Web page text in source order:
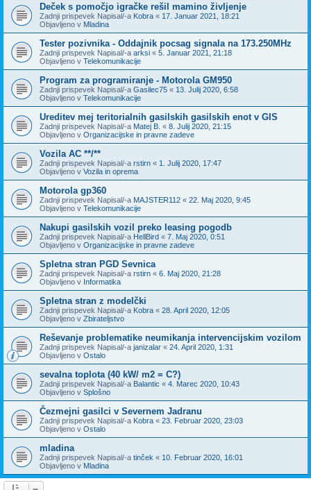
Deček s pomočjo igračke rešil mamino življenje
Zadnji prispevek Napisal/-a Kobra « 17. Januar 2021, 18:21
Objavljeno v Mladina
Tester pozivnika - Oddajnik pocsag signala na 173.250MHz
Zadnji prispevek Napisal/-a arksi « 5. Januar 2021, 21:18
Objavljeno v Telekomunikacije
Program za programiranje - Motorola GM950
Zadnji prispevek Napisal/-a Gasilec75 « 13. Julij 2020, 6:58
Objavljeno v Telekomunikacije
Ureditev mej teritorialnih gasilskih gasilskih enot v GIS
Zadnji prispevek Napisal/-a Matej B. « 8. Julij 2020, 21:15
Objavljeno v Organizacijske in pravne zadeve
Vozila AC **/**
Zadnji prispevek Napisal/-a rstirn « 1. Julij 2020, 17:47
Objavljeno v Vozila in oprema
Motorola gp360
Zadnji prispevek Napisal/-a MAJSTER112 « 22. Maj 2020, 9:45
Objavljeno v Telekomunikacije
Nakupi gasilskih vozil preko leasing pogodb
Zadnji prispevek Napisal/-a HellBird « 7. Maj 2020, 0:51
Objavljeno v Organizacijske in pravne zadeve
Spletna stran PGD Sevnica
Zadnji prispevek Napisal/-a rstirn « 6. Maj 2020, 21:28
Objavljeno v Informatika
Spletna stran z modelčki
Zadnji prispevek Napisal/-a Kobra « 28. April 2020, 12:05
Objavljeno v Zbirateljstvo
Reševanje problematike neumikanja intervencijskim vozilom
Zadnji prispevek Napisal/-a janizalar « 24. April 2020, 1:31
Objavljeno v Ostalo
sevalna toplota (40 kW/ m2 = C?)
Zadnji prispevek Napisal/-a Balantic « 4. Marec 2020, 10:43
Objavljeno v Splošno
Čezmejni gasilci v Severnem Jadranu
Zadnji prispevek Napisal/-a Kobra « 23. Februar 2020, 23:03
Objavljeno v Ostalo
mladina
Zadnji prispevek Napisal/-a tinček « 10. Februar 2020, 16:01
Objavljeno v Mladina